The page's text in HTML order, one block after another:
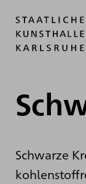
Schwarze